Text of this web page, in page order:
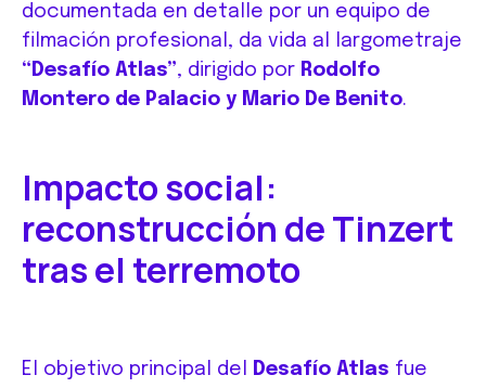
documentada en detalle por un equipo de
filmación profesional, da vida al largometraje
“Desafío Atlas”, dirigido por Rodolfo
Montero de Palacio y Mario De Benito.
Impacto social:
reconstrucción de Tinzert
tras el terremoto
El objetivo principal del Desafío Atlas fue